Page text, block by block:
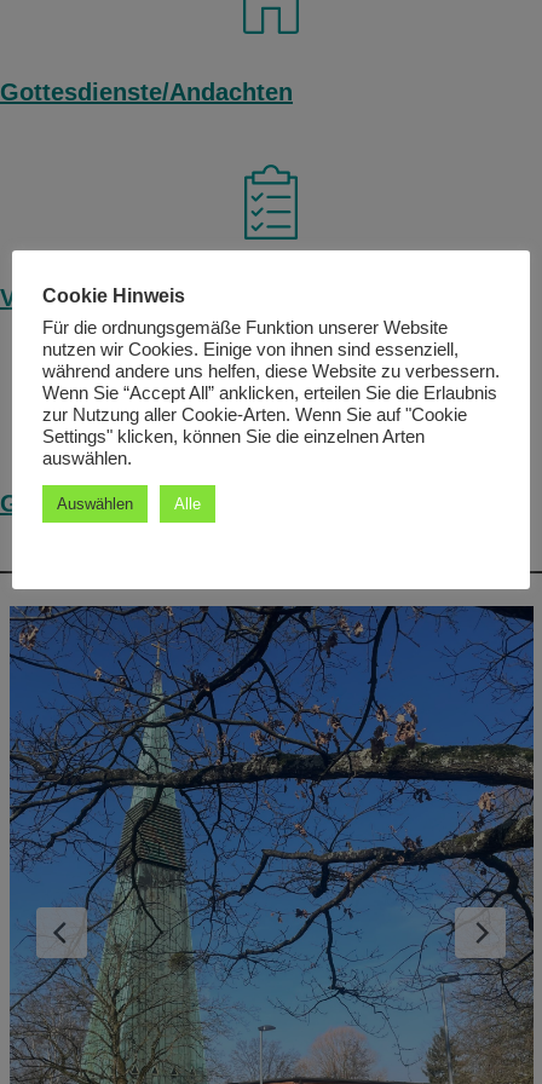
Gottesdienste/Andachten
Veranstaltungen
Gruppen/Kreise
Cookie Hinweis
Für die ordnungsgemäße Funktion unserer Website
nutzen wir Cookies. Einige von ihnen sind essenziell,
während andere uns helfen, diese Website zu verbessern.
Wenn Sie “Accept All” anklicken, erteilen Sie die Erlaubnis
zur Nutzung aller Cookie-Arten. Wenn Sie auf "Cookie
Settings" klicken, können Sie die einzelnen Arten
auswählen.
Auswählen Alle